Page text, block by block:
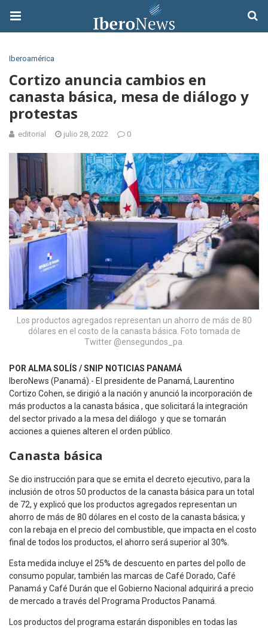
Iberoamérica
Cortizo anuncia cambios en
canasta básica, mesa de diálogo y
protestas
editorial julio 28, 2022 0
Los productos agregados representan un ahorro de más de 80
dólares en el costo de la canasta básica. Foto tomada de
Twitter @ensegundos_pa.
POR ALMA SOLÍS / SNIP NOTICIAS PANAMÁ
IberoNews (Panamá).- El presidente de Panamá, Laurentino
Cortizo Cohen, se dirigió a la nación y anunció la incorporación de
más productos a la canasta básica , que solicitará la integración
del sector privado a la mesa del diálogo y que se tomarán
acciones a quienes alteren el orden público.
Canasta básica
Se dio instrucción para que se emita el decreto ejecutivo, para la
inclusión de otros 50 productos de la canasta básica para un total
de 72, y explicó que los productos agregados representan un
ahorro de más de 80 dólares en el costo de la canasta básica; y
con la rebaja en el precio del combustible, que impacta en el costo
final de todos los productos, el ahorro será superior al 30%.
Esta medida incluye el 25% de descuento en partes del pollo de
consumo popular, también las marcas de Café Dorado, Café
Panamá y Café Durán que el Gobierno Nacional adquirirá a precio
de mercado a través del Programa Productos Panamá.
Los productos del programa estarán disponibles en todas las